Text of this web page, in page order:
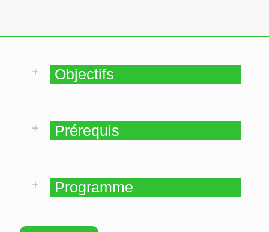
Objectifs
Prérequis
Programme